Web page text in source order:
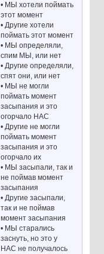
• МЫ хотели поймать
этот момент
• Другие хотели
поймать этот момент
• МЫ определяли,
спим МЫ, или нет
• Другие определяли,
спят они, или нет
• МЫ не могли
поймать момент
засыпания и это
огорчало НАС
• Другие не могли
поймать момент
засыпания и это
огорчало их
• МЫ засыпали, так и
не поймав момент
засыпания
• Другие засыпали,
так и не поймав
момент засыпания
• МЫ старались
заснуть, но это у
НАС не получалось